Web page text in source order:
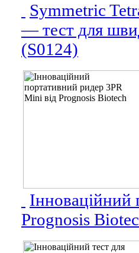
Symmetric
— тест для
(S0124)
Prognosis